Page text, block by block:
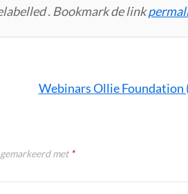
. Bookmark de link
Webinars Ollie Foundation
met*